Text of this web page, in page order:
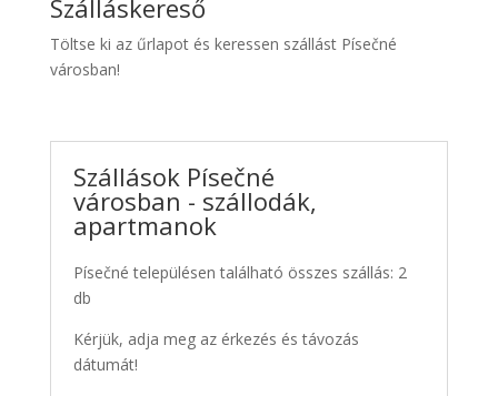
Kiwi
Taxi
Szálláskereső
Töltse ki az űrlapot és keressen szállást Písečné
városban!
Szállások Písečné
városban - szállodák,
apartmanok
Písečné településen található összes szállás: 2
db
Kérjük, adja meg az érkezés és távozás
dátumát!